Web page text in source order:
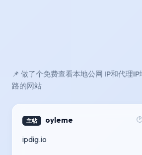
📌 做了个免费查看本地公网 IP和代理
路的网站
主帖 oyleme
ipdig.io